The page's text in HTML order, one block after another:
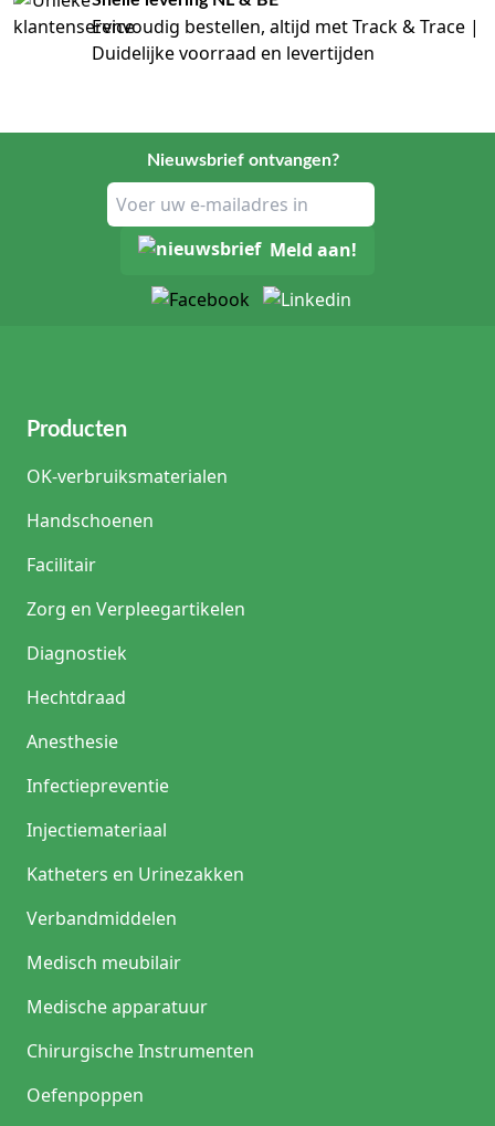
Eenvoudig bestellen, altijd met Track & Trace |
Duidelijke voorraad en levertijden
Nieuwsbrief ontvangen?
Meld aan!
Producten
OK-verbruiksmaterialen
Handschoenen
Facilitair
Zorg en Verpleegartikelen
Diagnostiek
Hechtdraad
Anesthesie
Infectiepreventie
Injectiemateriaal
Katheters en Urinezakken
Verbandmiddelen
Medisch meubilair
Medische apparatuur
Chirurgische Instrumenten
Oefenpoppen